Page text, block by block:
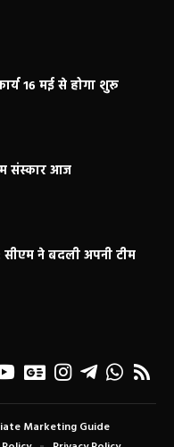
16 मई से होगा शुरू
संस्कार आज
ने बदली अपनी टीम
Marketing Guide